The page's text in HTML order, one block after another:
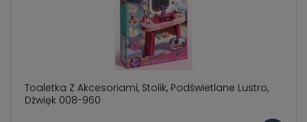
Toaletka Z Akcesoriami, Stolik, Podświetlane Lustro,
Dźwięk 008-960